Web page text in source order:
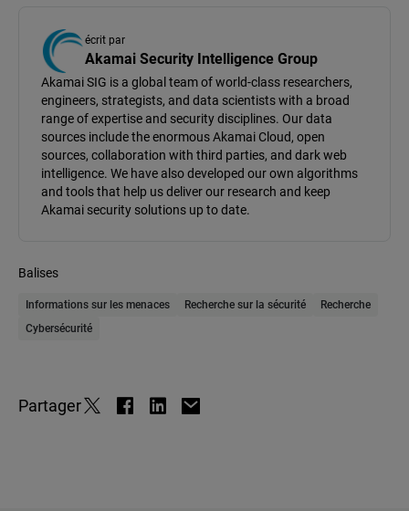
écrit par
Akamai Security Intelligence Group
Akamai SIG is a global team of world-class researchers,
engineers, strategists, and data scientists with a broad
range of expertise and security disciplines. Our data
sources include the enormous Akamai Cloud, open
sources, collaboration with third parties, and dark web
intelligence. We have also developed our own algorithms
and tools that help us deliver our research and keep
Akamai security solutions up to date.
Balises
Informations sur les menaces Recherche sur la sécurité
Recherche
Cybersécurité
Partager